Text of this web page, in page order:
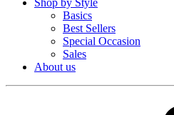
Basics
Best Sellers
Special Occasion
Sales
About us